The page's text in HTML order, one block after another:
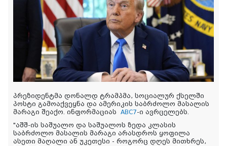
პრეზიდენტმა დონალდ ტრამპმა, სოციალურ ქსელში
პოსტი გამოაქვეყნა და ამერიკის საბრძოლო მასალის
მარაგი შეაქო. ინფორმაციას ABC7-ი ავრცელებს.
"აშშ-ის საშუალო და საშუალოს ზედა კლასის
საბრძოლო მასალის მარაგი არასდროს ყოფილა
ასეთი მაღალი ან უკეთესი - როგორც დღეს მითხრეს,